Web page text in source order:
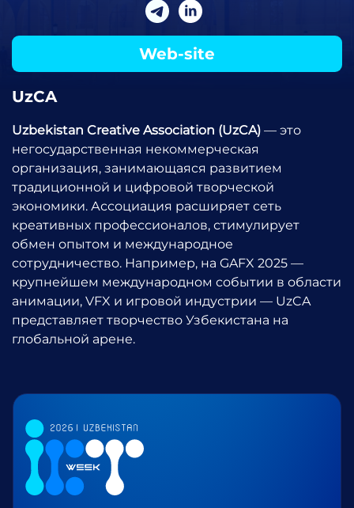
Web-site
UzCA
Uzbekistan Creative Association (UzCA) — это
негосударственная некоммерческая
организация, занимающаяся развитием
традиционной и цифровой творческой
экономики. Ассоциация расширяет сеть
креативных профессионалов, стимулирует
обмен опытом и международное
сотрудничество. Например, на GAFX 2025 —
крупнейшем международном событии в области
анимации, VFX и игровой индустрии — UzCA
представляет творчество Узбекистана на
глобальной арене.